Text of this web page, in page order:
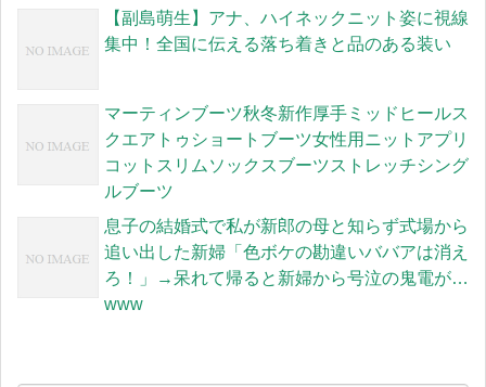
【副島萌生】アナ、ハイネックニット姿に視線
集中！全国に伝える落ち着きと品のある装い
マーティンブーツ秋冬新作厚手ミッドヒールス
クエアトゥショートブーツ女性用ニットアプリ
コットスリムソックスブーツストレッチシング
ルブーツ
息子の結婚式で私が新郎の母と知らず式場から
追い出した新婦「色ボケの勘違いババアは消え
ろ！」→呆れて帰ると新婦から号泣の鬼電が…
www